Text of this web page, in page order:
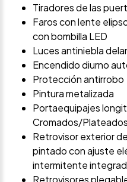
Tiradores de las
Faros con lente
con bombilla LED
Luces antiniebla
Encendido diurno
Protección antirrobo
Pintura metalizada
Portaequipajes
Cromados/Plateados
Retrovisor exterior
pintado con ajuste
intermitente
Retrovisores